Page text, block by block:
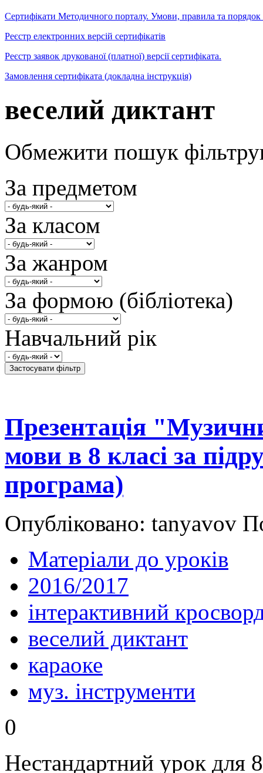
Сертифікати Методичного порталу. Умови, правила та порядок
Реєстр електронних версій сертифікатів
Реєстр заявок друкованої (платної) версії сертифіката.
Замовлення сертифіката (докладна інструкція)
веселий диктант
Обмежити пошук
За предметом
За класом
За жанром
За формою (бібліотека)
Навчальний рік
Презентація
мови в 8 класі за
програма)
Опубліковано: tanyavov
Матеріали до уроків
2016/2017
інтерактивний
веселий диктант
караоке
муз. інструменти
0
Нестандартний урок для 8